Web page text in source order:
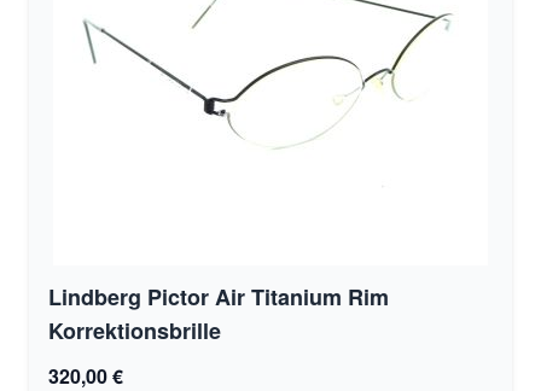
Lindberg Pictor Air Titanium Rim
Korrektionsbrille
320,00 €